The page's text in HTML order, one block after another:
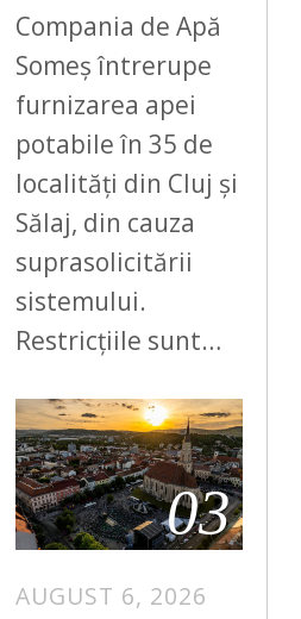
Compania de Apă
Someș întrerupe
furnizarea apei
potabile în 35 de
localități din Cluj și
Sălaj, din cauza
suprasolicitării
sistemului.
Restricțiile sunt…
03
AUGUST 6, 2026